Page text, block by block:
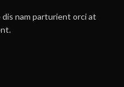
nam parturient orci at